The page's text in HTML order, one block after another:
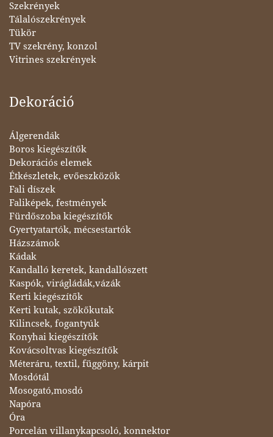
Szekrények
Tálalószekrények
Tükör
TV szekrény, konzol
Vitrines szekrények
Dekoráció
Álgerendák
Boros kiegészítők
Dekorációs elemek
Étkészletek, evőeszközök
Fali díszek
Faliképek, festmények
Fürdőszoba kiegészítők
Gyertyatartók, mécsestartók
Házszámok
Kádak
Kandalló keretek, kandallószett
Kaspók, virágládák,vázák
Kerti kiegészítők
Kerti kutak, szökőkutak
Kilincsek, fogantyúk
Konyhai kiegészítők
Kovácsoltvas kiegészítők
Méteráru, textil, függöny, kárpit
Mosdótál
Mosogató,mosdó
Napóra
Óra
Porcelán villanykapcsoló, konnektor